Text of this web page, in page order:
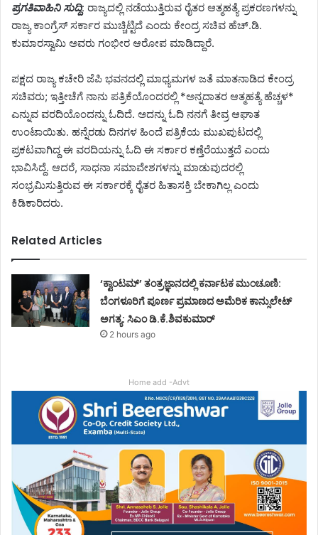
ಪ್ರಗತಿವಾಹಿನಿ ಸುದ್ದಿ: ರಾಜ್ಯದಲ್ಲಿ ನಡೆಯುತ್ತಿರುವ ರೈತರ ಆತ್ಮಹತ್ಯೆ ಪ್ರಕರಣಗಳನ್ನು
ರಾಜ್ಯ ಕಾಂಗ್ರೆಸ್ ಸರ್ಕಾರ ಮುಚ್ಚಿಟ್ಟಿದೆ ಎಂದು ಕೇಂದ್ರ ಸಚಿವ ಹೆಚ್.ಡಿ.
ಕುಮಾರಸ್ವಾಮಿ ಅವರು ಗಂಭೀರ ಆರೋಪ ಮಾಡಿದ್ದಾರೆ.
ಪಕ್ಷದ ರಾಜ್ಯ ಕಚೇರಿ ಜೆಪಿ ಭವನದಲ್ಲಿ ಮಾಧ್ಯಮಗಳ ಜತೆ ಮಾತನಾಡಿದ ಕೇಂದ್ರ
ಸಚಿವರು; ಇತ್ತೀಚೆಗೆ ನಾನು ಪತ್ರಿಕೆಯೊಂದರಲ್ಲಿ *ಅನ್ನದಾತರ ಆತ್ಮಹತ್ಯೆ ಹೆಚ್ಚಳ*
ಎನ್ನುವ ವರದಿಯೊಂದನ್ನು ಓದಿದೆ. ಅದನ್ನು ಓದಿ ನನಗೆ ತೀವ್ರ ಆಘಾತ
ಉಂಟಾಯಿತು. ಹನ್ನೆರಡು ದಿನಗಳ ಹಿಂದೆ ಪತ್ರಿಕೆಯ ಮುಖಪುಟದಲ್ಲಿ
ಪ್ರಕಟವಾಗಿದ್ದ ಈ ವರದಿಯನ್ನು ಓದಿ ಈ ಸರ್ಕಾರ ಕಣ್ತೆರೆಯುತ್ತದೆ ಎಂದು
ಭಾವಿಸಿದ್ದೆ. ಆದರೆ, ಸಾಧನಾ ಸಮಾವೇಶಗಳನ್ನು ಮಾಡುವುದರಲ್ಲಿ
ಸಂಭ್ರಮಿಸುತ್ತಿರುವ ಈ ಸರ್ಕಾರಕ್ಕೆ ರೈತರ ಹಿತಾಸಕ್ತಿ ಬೇಕಾಗಿಲ್ಲ ಎಂದು
ಕಿಡಿಕಾರಿದರು.
Related Articles
‘ಕ್ವಾಂಟಮ್’ ತಂತ್ರಜ್ಞಾನದಲ್ಲಿ ಕರ್ನಾಟಕ ಮುಂಚೂಣಿ:
ಬೆಂಗಳೂರಿಗೆ ಪೂರ್ಣ ಪ್ರಮಾಣದ ಅಮೆರಿಕ ಕಾನ್ಸುಲೇಟ್
ಅಗತ್ಯ: ಸಿಎಂ ಡಿ.ಕೆ.ಶಿವಕುಮಾರ್
2 hours ago
Home add -Advt